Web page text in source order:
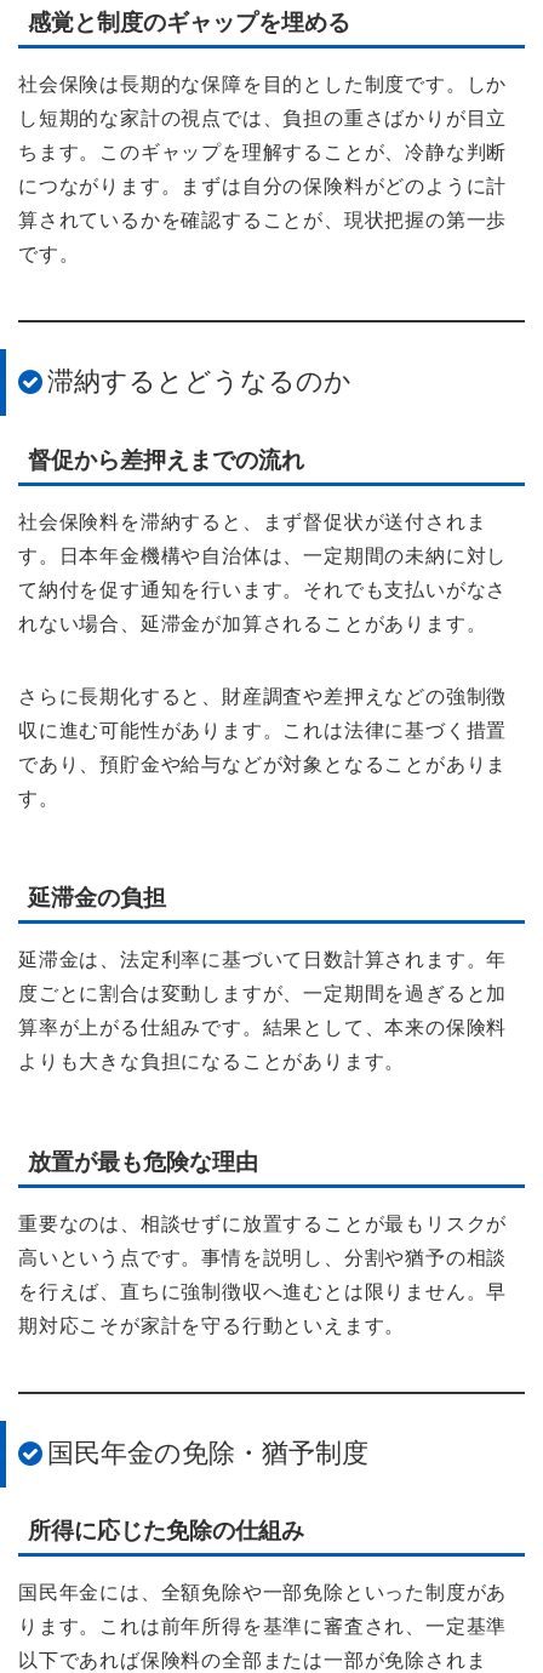
感覚と制度のギャップを埋める
社会保険は長期的な保障を目的とした制度です。しか
し短期的な家計の視点では、負担の重さばかりが目立
ちます。このギャップを理解することが、冷静な判断
につながります。まずは自分の保険料がどのように計
算されているかを確認することが、現状把握の第一歩
です。
滞納するとどうなるのか
督促から差押えまでの流れ
社会保険料を滞納すると、まず督促状が送付されま
す。日本年金機構や自治体は、一定期間の未納に対し
て納付を促す通知を行います。それでも支払いがなさ
れない場合、延滞金が加算されることがあります。
さらに長期化すると、財産調査や差押えなどの強制徴
収に進む可能性があります。これは法律に基づく措置
であり、預貯金や給与などが対象となることがありま
す。
延滞金の負担
延滞金は、法定利率に基づいて日数計算されます。年
度ごとに割合は変動しますが、一定期間を過ぎると加
算率が上がる仕組みです。結果として、本来の保険料
よりも大きな負担になることがあります。
放置が最も危険な理由
重要なのは、相談せずに放置することが最もリスクが
高いという点です。事情を説明し、分割や猶予の相談
を行えば、直ちに強制徴収へ進むとは限りません。早
期対応こそが家計を守る行動といえます。
国民年金の免除・猶予制度
所得に応じた免除の仕組み
国民年金には、全額免除や一部免除といった制度があ
ります。これは前年所得を基準に審査され、一定基準
以下であれば保険料の全部または一部が免除されま